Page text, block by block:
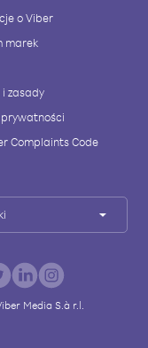
o Viber
marek
zasady
Complaints Code
Media S.à r.l.